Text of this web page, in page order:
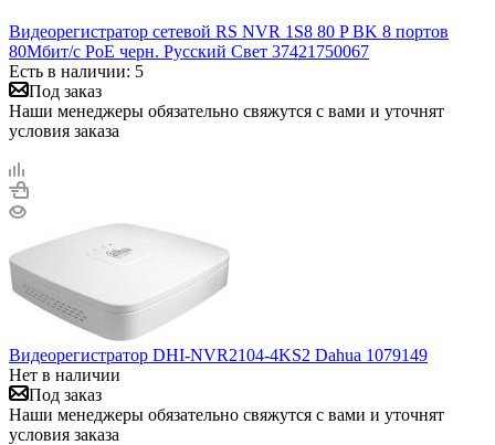
Видеорегистратор сетевой RS NVR 1S8 80 P BK 8 портов
80Мбит/с PoE черн. Русский Свет 37421750067
Есть в наличии: 5
Под заказ
Наши менеджеры обязательно свяжутся с вами и уточнят
условия заказа
Видеорегистратор DHI-NVR2104-4KS2 Dahua 1079149
Нет в наличии
Под заказ
Наши менеджеры обязательно свяжутся с вами и уточнят
условия заказа